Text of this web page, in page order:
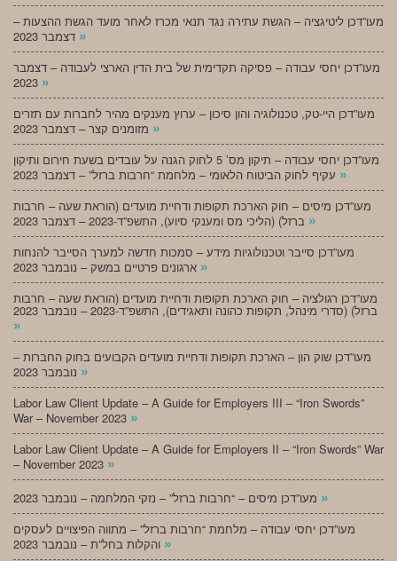
מעו”דכן ליטיגציה – הגשת עתירה נגד תנאי מכרז לאחר מועד הגשת ההצעות –
»
מעו”דכן יחסי עבודה – פסיקה תקדימית של בית הדין הארצי לעבודה – דצמבר
»
מעו”דכן היי-טק, טכנולוגיה והון סיכון – ערוץ מענקים מהיר לחברות עם תזרים
»
מעו”דכן יחסי עבודה – תיקון מס’ 5 לחוק הגנה על עובדים בשעת חירום ותיקון
»
מעו”דכן מיסים – חוק הארכת תקופות ודחיית מועדים (הוראת שעה – חרבות
»
מעו”דכן סייבר וטכנולוגיות מידע – סמכות חדשה למערך הסייבר להנחות
»
מעו”דכן רגולציה – חוק הארכת תקופות ודחיית מועדים (הוראת שעה – חרבות
ברזל) (סדרי מינהל, תקופות כהונה ותאגידים), התשפ”ד-2023 – נובמבר 2023
»
מעו”דכן שוק הון – הארכת תקופות ודחיית מועדים הקבועים בחוק החברות –
»
Labor Law Client Update – A Guide for Employers III – “Iron Swords”
War – November 2023 »
Labor Law Client Update – A Guide for Employers II – “Iron Swords” War
– November 2023 »
»
מעו”דכן יחסי עבודה – מלחמת “חרבות ברזל” – מתווה הפיצויים לעסקים
»